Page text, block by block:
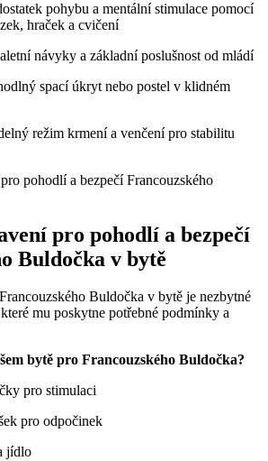
pohybu a mentální stimulace pomocí⁣
hraček a cvičení
‍návyky a základní poslušnost od ⁣mládí
spací úkryt ⁤nebo postel v klidném⁢
režim krmení a venčení pro ⁢stabilitu
pro pohodlí⁢ a bezpečí
​Buldočka v bytě
Buldočka v bytě je nezbytné​
mu poskytne potřebné podmínky a
bytě pro Francouzského Buldočka?
pro stimulaci
pro odpočinek
jídlo